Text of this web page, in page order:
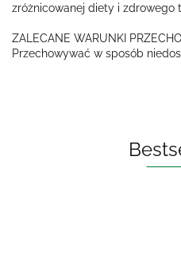
zróżnicowanej diety i zdrowego
ZALECANE WARUNKI
Przechowywać w sposób